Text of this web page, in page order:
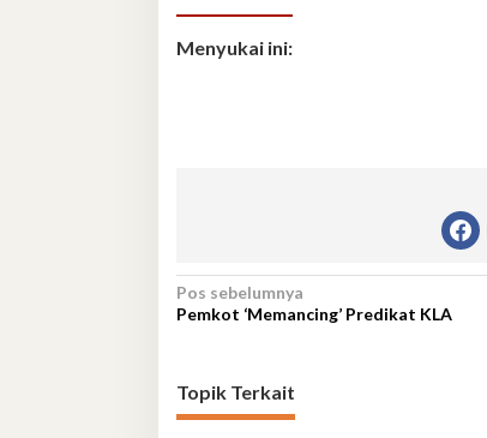
Menyukai ini:
Navigasi
pos
Pos sebelumnya
Pemkot ‘Memancing’ Predikat KLA
Topik Terkait